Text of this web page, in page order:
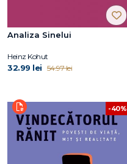
Analiza Sinelui
Heinz Kohut
32.99 lei 54.97 lei
-40%